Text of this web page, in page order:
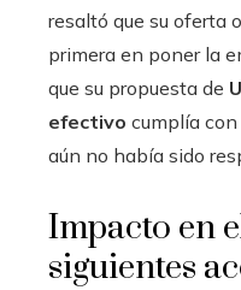
resaltó que su oferta
primera en poner la
que su propuesta de
efectivo cumplía
aún no había sido
Impacto en
siguientes